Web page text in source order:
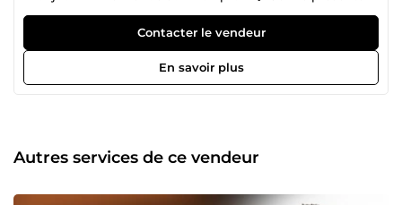
Gildas, jeune entrepreneur web e-commerçant spécialisé
dans la création des vidéos publicitaires et des boutiques
shopify il y a environ 3ans . ✔️ Par le biais de cette
plateforme, pour vous présenter mes meilleurs services
concernant le e-commerce en général. ✔️ Je crois être la
travail au point est ma priorité, votre préférence. Contactez-
moi dès maintenant, pour qu'on discute de vive voix de
Contacter le vendeur
En savoir plus
Autres services de ce vendeur